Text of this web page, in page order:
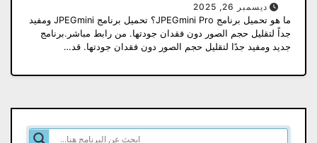
ديسمبر 26, 2025
ما هو تحميل برنامج JPEGmini Pro؟ تحميل برنامج JPEGmini ومفيد
جداً لتقليل حجم الصور دون فقدان جودتها. من رابط مباشر.برنامج
جديد ومفيد جدًا لتقليل حجم الصور دون فقدان جودتها. قد…